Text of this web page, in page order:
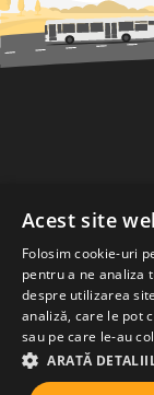
Acest site
Folosim cookie-uri
pentru a ne analiza
despre utilizarea
analiză, care le pot
sau pe care le-au
ARATĂ